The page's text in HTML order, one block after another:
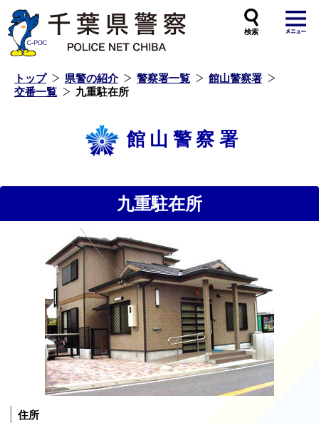
トップ 県警の紹介 警察署一覧
館山警察署
交番一覧
九重駐在所
館山警察署
九重駐在所
住所